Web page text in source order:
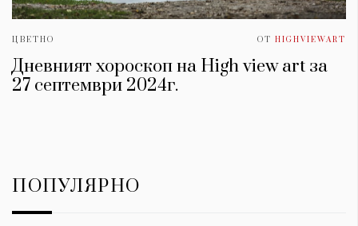
ЦВЕТНО ОТ HIGHVIEWART
Дневният хороскоп на High view art за
27 септември 2024г.
ПОПУЛЯРНО